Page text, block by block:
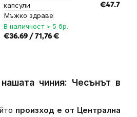
капсули
Мъжко здраве
В наличност > 5 бр.
€36.69 / 71,76 €
€47.7 /
чиния: Чесънът в
произход е от Централна